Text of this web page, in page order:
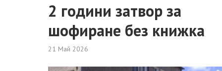
2 години затвор за
шофиране без книжка
21 Май 2026